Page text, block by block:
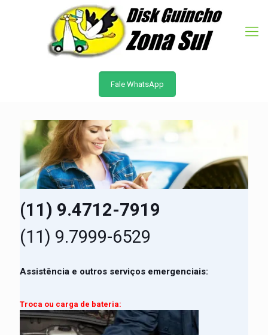
Fale WhatsApp
(11) 9.4712-7919
(11) 9.7999-6529
Assistência e outros serviços emergenciais:
Troca ou carga de bateria: